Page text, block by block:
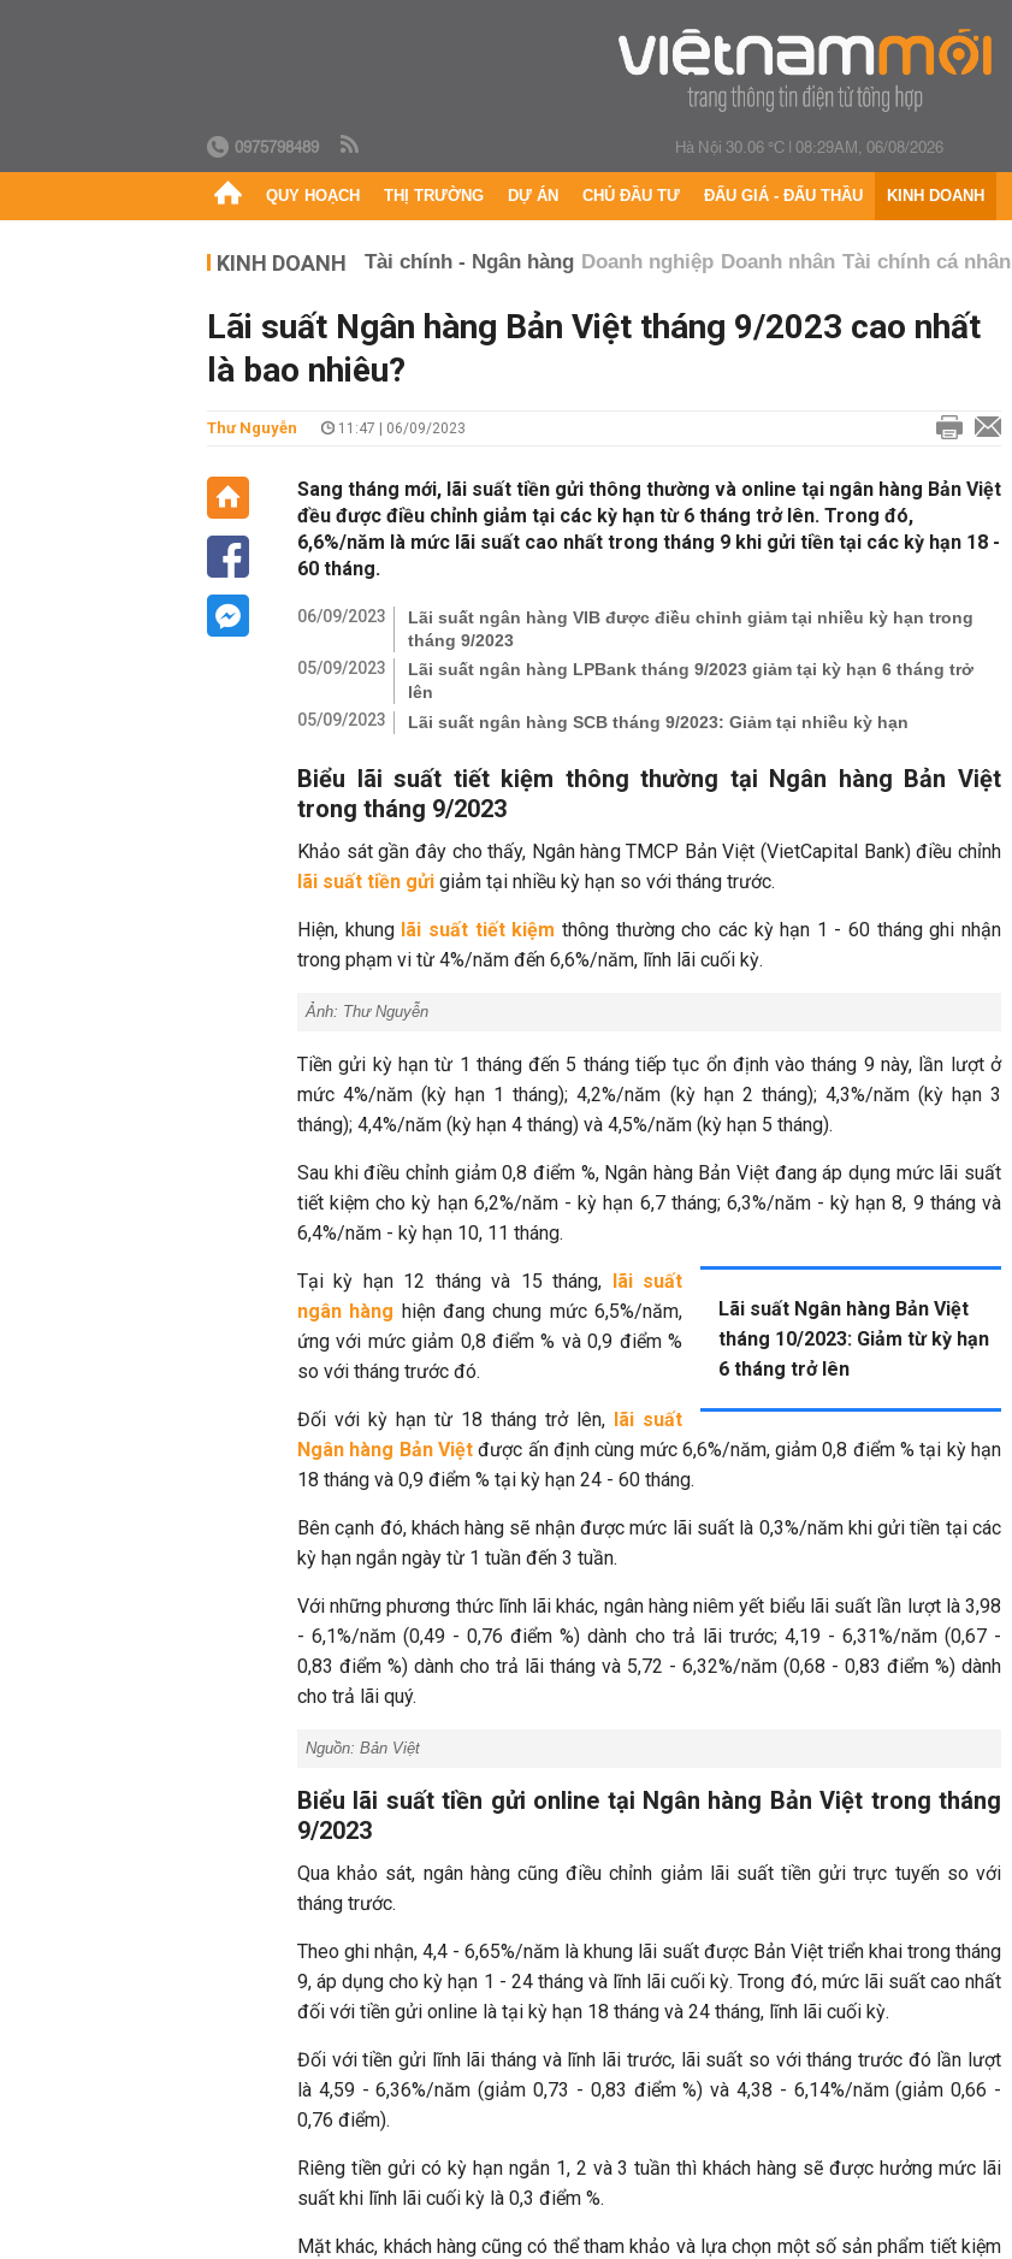
0975798489 Hà Nội 30.06 °C|08:29AM, 06/08/2026
QUY HOẠCH THỊ TRƯỜNG DỰ ÁN CHỦ ĐẦU TƯ ĐẤU GIÁ - ĐẤU THẦU KINH DOANH
KINH DOANH Tài chính - Ngân hàng Doanh nghiệp Doanh nhân Tài chính cá nhân
Lãi suất Ngân hàng Bản Việt tháng 9/2023 cao nhất
là bao nhiêu?
Thư Nguyễn 11:47 | 06/09/2023
Sang tháng mới, lãi suất tiền gửi thông thường và online tại ngân hàng Bản Việt
đều được điều chỉnh giảm tại các kỳ hạn từ 6 tháng trở lên. Trong đó,
6,6%/năm là mức lãi suất cao nhất trong tháng 9 khi gửi tiền tại các kỳ hạn 18 -
60 tháng.
06/09/2023
Lãi suất ngân hàng VIB được điều chỉnh giảm tại nhiều kỳ hạn trong
tháng 9/2023
05/09/2023
Lãi suất ngân hàng LPBank tháng 9/2023 giảm tại kỳ hạn 6 tháng trở
lên
05/09/2023
Lãi suất ngân hàng SCB tháng 9/2023: Giảm tại nhiều kỳ hạn
Biểu lãi suất tiết kiệm thông thường tại Ngân hàng Bản Việt
trong tháng 9/2023
Khảo sát gần đây cho thấy, Ngân hàng TMCP Bản Việt (VietCapital Bank) điều chỉnh
lãi suất tiền gửi giảm tại nhiều kỳ hạn so với tháng trước.
Hiện, khung lãi suất tiết kiệm thông thường cho các kỳ hạn 1 - 60 tháng ghi nhận
trong phạm vi từ 4%/năm đến 6,6%/năm, lĩnh lãi cuối kỳ.
Ảnh: Thư Nguyễn
Tiền gửi kỳ hạn từ 1 tháng đến 5 tháng tiếp tục ổn định vào tháng 9 này, lần lượt ở
mức 4%/năm (kỳ hạn 1 tháng); 4,2%/năm (kỳ hạn 2 tháng); 4,3%/năm (kỳ hạn 3
tháng); 4,4%/năm (kỳ hạn 4 tháng) và 4,5%/năm (kỳ hạn 5 tháng).
Sau khi điều chỉnh giảm 0,8 điểm %, Ngân hàng Bản Việt đang áp dụng mức lãi suất
tiết kiệm cho kỳ hạn 6,2%/năm - kỳ hạn 6,7 tháng; 6,3%/năm - kỳ hạn 8, 9 tháng và
6,4%/năm - kỳ hạn 10, 11 tháng.
Lãi suất Ngân hàng Bản Việt
tháng 10/2023: Giảm từ kỳ hạn
6 tháng trở lên
Tại kỳ hạn 12 tháng và 15 tháng, lãi suất
ngân hàng hiện đang chung mức 6,5%/năm,
ứng với mức giảm 0,8 điểm % và 0,9 điểm %
so với tháng trước đó.
Đối với kỳ hạn từ 18 tháng trở lên, lãi suất
Ngân hàng Bản Việtđược ấn định cùng mức 6,6%/năm, giảm 0,8 điểm % tại kỳ hạn
18 tháng và 0,9 điểm % tại kỳ hạn 24 - 60 tháng.
Bên cạnh đó, khách hàng sẽ nhận được mức lãi suất là 0,3%/năm khi gửi tiền tại các
kỳ hạn ngắn ngày từ 1 tuần đến 3 tuần.
Với những phương thức lĩnh lãi khác, ngân hàng niêm yết biểu lãi suất lần lượt là 3,98
- 6,1%/năm (0,49 - 0,76 điểm %) dành cho trả lãi trước; 4,19 - 6,31%/năm (0,67 -
0,83 điểm %) dành cho trả lãi tháng và 5,72 - 6,32%/năm (0,68 - 0,83 điểm %) dành
cho trả lãi quý.
Nguồn: Bản Việt
Biểu lãi suất tiền gửi online tại Ngân hàng Bản Việt trong tháng
9/2023
Qua khảo sát, ngân hàng cũng điều chỉnh giảm lãi suất tiền gửi trực tuyến so với
tháng trước.
Theo ghi nhận, 4,4 - 6,65%/năm là khung lãi suất được Bản Việt triển khai trong tháng
9, áp dụng cho kỳ hạn 1 - 24 tháng và lĩnh lãi cuối kỳ. Trong đó, mức lãi suất cao nhất
đối với tiền gửi online là tại kỳ hạn 18 tháng và 24 tháng, lĩnh lãi cuối kỳ.
Đối với tiền gửi lĩnh lãi tháng và lĩnh lãi trước, lãi suất so với tháng trước đó lần lượt
là 4,59 - 6,36%/năm (giảm 0,73 - 0,83 điểm %) và 4,38 - 6,14%/năm (giảm 0,66 -
0,76 điểm).
Riêng tiền gửi có kỳ hạn ngắn 1, 2 và 3 tuần thì khách hàng sẽ được hưởng mức lãi
suất khi lĩnh lãi cuối kỳ là 0,3 điểm %.
Mặt khác, khách hàng cũng có thể tham khảo và lựa chọn một số sản phẩm tiết kiệm